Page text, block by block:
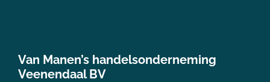
Van Manen’s handelsonderneming
Veenendaal BV